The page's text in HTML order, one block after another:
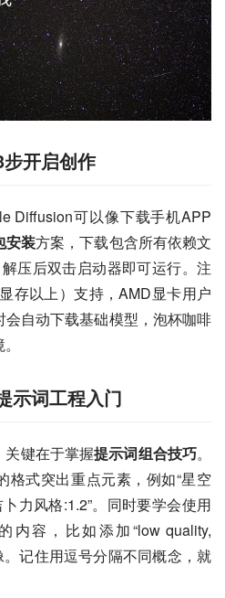
开启创作
Diffusion可以像下载手机APP
安装方案，下载包含所有依赖文
压后双击启动器即可运行。注
存以上）支持，AMD显卡用户
自动下载基础模型，泡杯咖啡
示词工程入门
关键在于掌握提示词组合技巧。
格式突出重点元素，例如“星空
力风格:1.2”。同时要学会使用
内容，比如添加“low quality,
记住用逗号分隔不同概念，就